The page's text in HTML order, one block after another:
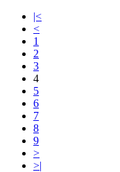
|<
<
1
2
3
4
5
6
7
8
9
>
>|